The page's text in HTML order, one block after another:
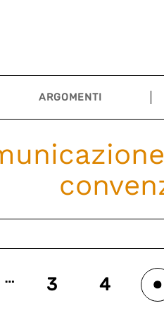
ARGOMENTI
… 3
4